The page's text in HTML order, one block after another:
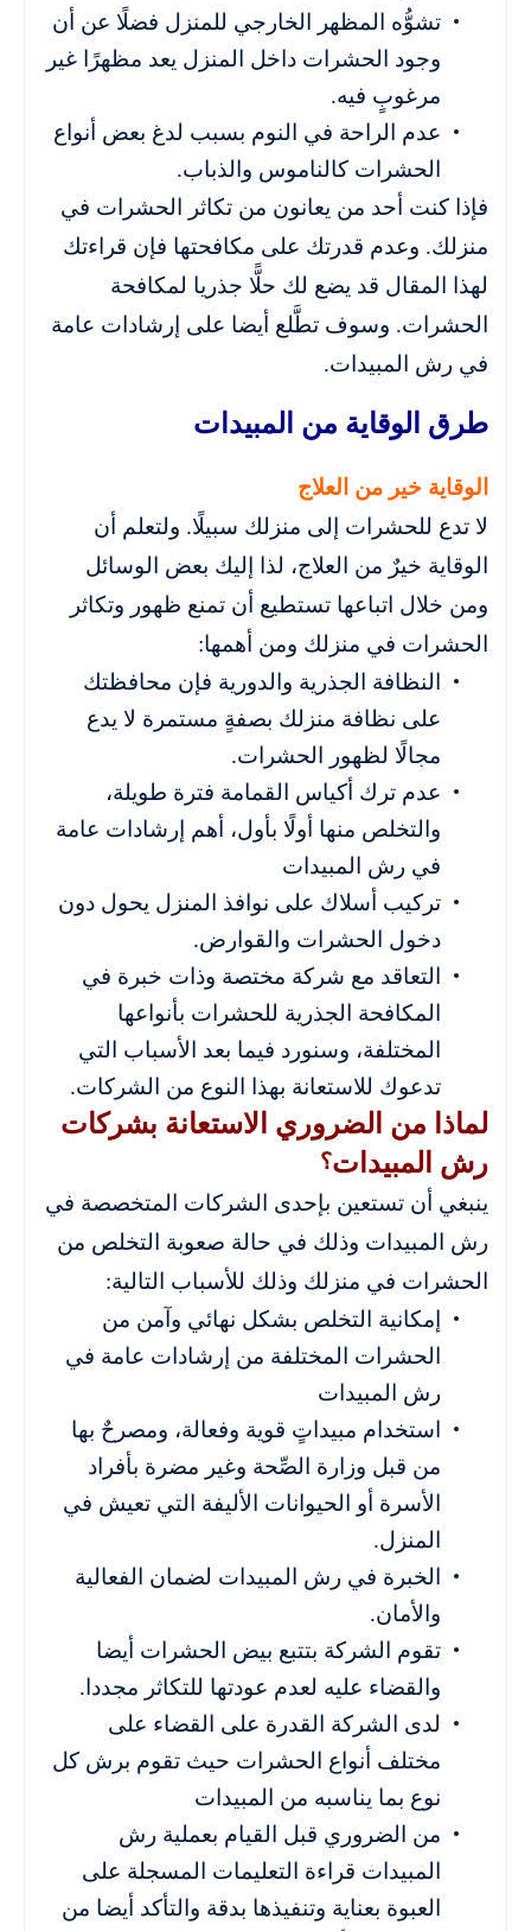
تشوُّه المظهر الخارجي للمنزل فضلًا عن أن
وجود الحشرات داخل المنزل يعد مظهرًا غير
مرغوبٍ فيه.
عدم الراحة في النوم بسبب لدغ بعض أنواع
الحشرات كالناموس والذباب.
فإذا كنت أحد من يعانون من تكاثر الحشرات في
منزلك. وعدم قدرتك على مكافحتها فإن قراءتك
لهذا المقال قد يضع لك حلًّا جذريا لمكافحة
الحشرات. وسوف تطَّلع أيضا على إرشادات عامة
في رش المبيدات.
طرق الوقاية من المبيدات
الوقاية خير من العلاج
لا تدع للحشرات إلى منزلك سبيلًا. ولتعلم أن
الوقاية خيرٌ من العلاج، لذا إليك بعض الوسائل
ومن خلال اتباعها تستطيع أن تمنع ظهور وتكاثر
الحشرات في منزلك ومن أهمها:
النظافة الجذرية والدورية فإن محافظتك
على نظافة منزلك بصفةٍ مستمرة لا يدع
مجالًا لظهور الحشرات.
عدم ترك أكياس القمامة فترة طويلة،
والتخلص منها أولًا بأول، أهم إرشادات عامة
في رش المبيدات
تركيب أسلاك على نوافذ المنزل يحول دون
دخول الحشرات والقوارض.
التعاقد مع شركة مختصة وذات خبرة في
المكافحة الجذرية للحشرات بأنواعها
المختلفة، وسنورد فيما بعد الأسباب التي
تدعوك للاستعانة بهذا النوع من الشركات.
لماذا من الضروري الاستعانة بشركات
رش المبيدات؟
ينبغي أن تستعين بإحدى الشركات المتخصصة في
رش المبيدات وذلك في حالة صعوبة التخلص من
الحشرات في منزلك وذلك للأسباب التالية:
إمكانية التخلص بشكل نهائي وآمن من
الحشرات المختلفة من إرشادات عامة في
رش المبيدات
استخدام مبيداتٍ قوية وفعالة، ومصرحٌ بها
من قبل وزارة الصِّحة وغير مضرة بأفراد
الأسرة أو الحيوانات الأليفة التي تعيش في
المنزل.
الخبرة في رش المبيدات لضمان الفعالية
والأمان.
تقوم الشركة بتتبع بيض الحشرات أيضا
والقضاء عليه لعدم عودتها للتكاثر مجددا.
لدى الشركة القدرة على القضاء على
مختلف أنواع الحشرات حيث تقوم برش كل
نوع بما يناسبه من المبيدات
من الضروري قبل القيام بعملية رش
المبيدات قراءة التعليمات المسجلة على
العبوة بعناية وتنفيذها بدقة والتأكد أيضا من